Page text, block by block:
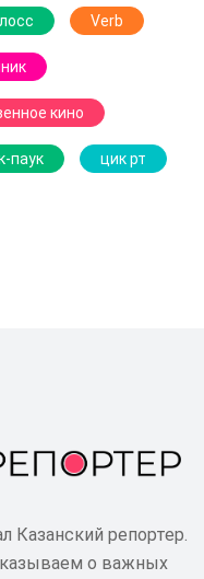
Verb
кино
паук цик рт
Казанский репортер.
о важных